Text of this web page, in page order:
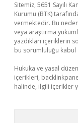
Sitemiz, 5651 Sayılı
Kurumu (BTK)
vermektedir. Bu
veya araştırma
yazdıkları içeriklerin
bu sorumluluğu kabul
Hukuka ve yasal
içerikleri,
halinde, ilgili içerikler